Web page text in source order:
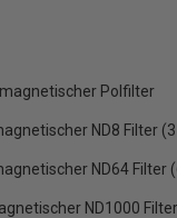
Polfilter
ND8 Filter
ND64 Filter
ND1000